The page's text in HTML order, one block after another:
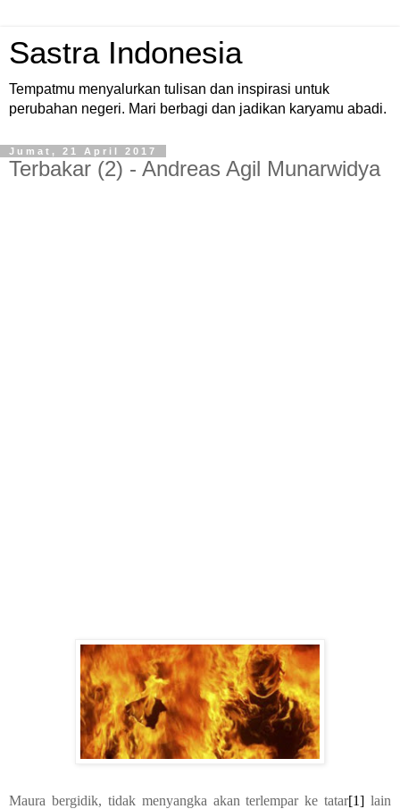
Sastra Indonesia
Tempatmu menyalurkan tulisan dan inspirasi untuk
perubahan negeri. Mari berbagi dan jadikan karyamu abadi.
Jumat, 21 April 2017
Terbakar (2) - Andreas Agil Munarwidya
Maura bergidik, tidak menyangka akan terlempar ke tatar[1] lain